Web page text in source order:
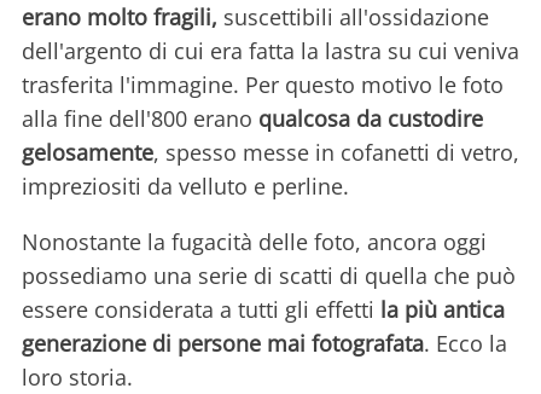
erano molto fragili, suscettibili all'ossidazione
dell'argento di cui era fatta la lastra su cui veniva
trasferita l'immagine. Per questo motivo le foto
alla fine dell'800 erano qualcosa da custodire
gelosamente, spesso messe in cofanetti di vetro,
impreziositi da velluto e perline.
Nonostante la fugacità delle foto, ancora oggi
possediamo una serie di scatti di quella che può
essere considerata a tutti gli effetti la più antica
generazione di persone mai fotografata. Ecco la
loro storia.